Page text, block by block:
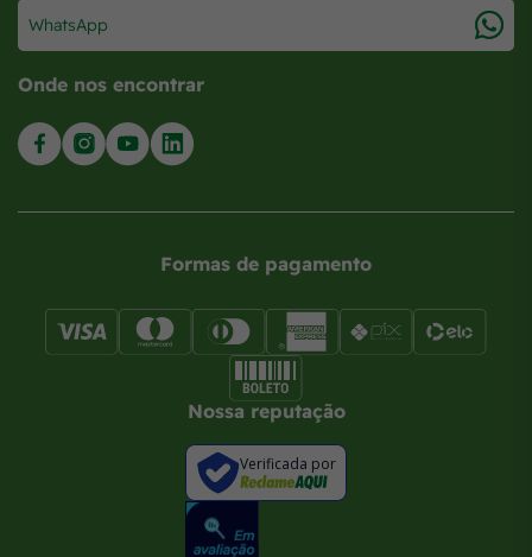
WhatsApp
Onde nos encontrar
Formas de pagamento
Nossa reputação
Verificada por